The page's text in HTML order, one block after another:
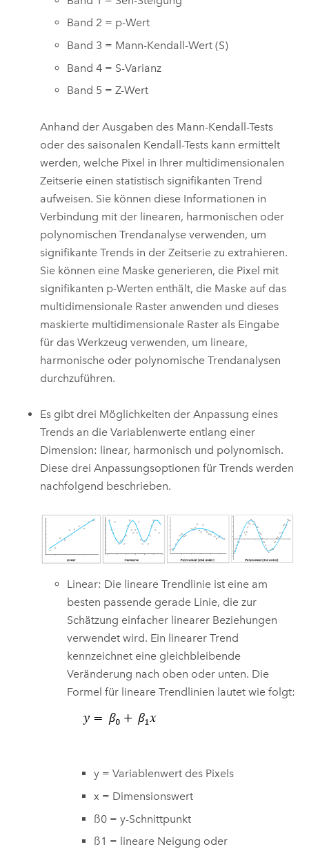
Band 2 = p-Wert
Band 3 = Mann-Kendall-Wert (S)
Band 4 = S-Varianz
Band 5 = Z-Wert
Anhand der Ausgaben des Mann-Kendall-Tests
oder des saisonalen Kendall-Tests kann ermittelt
werden, welche Pixel in Ihrer multidimensionalen
Zeitserie einen statistisch signifikanten Trend
aufweisen. Sie können diese Informationen in
Verbindung mit der linearen, harmonischen oder
polynomischen Trendanalyse verwenden, um
signifikante Trends in der Zeitserie zu extrahieren.
Sie können eine Maske generieren, die Pixel mit
signifikanten p-Werten enthält, die Maske auf das
multidimensionale Raster anwenden und dieses
maskierte multidimensionale Raster als Eingabe
für das Werkzeug verwenden, um lineare,
harmonische oder polynomische Trendanalysen
durchzuführen.
Es gibt drei Möglichkeiten der Anpassung eines
Trends an die Variablenwerte entlang einer
Dimension: linear, harmonisch und polynomisch.
Diese drei Anpassungsoptionen für Trends werden
nachfolgend beschrieben.
Linear: Die lineare Trendlinie ist eine am
besten passende gerade Linie, die zur
Schätzung einfacher linearer Beziehungen
verwendet wird. Ein linearer Trend
kennzeichnet eine gleichbleibende
Veränderung nach oben oder unten. Die
Formel für lineare Trendlinien lautet wie folgt:
y = Variablenwert des Pixels
x = Dimensionswert
ß0 = y-Schnittpunkt
ß1 = lineare Neigung oder